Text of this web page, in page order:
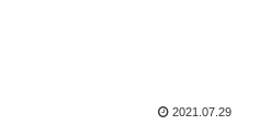
2021.07.29